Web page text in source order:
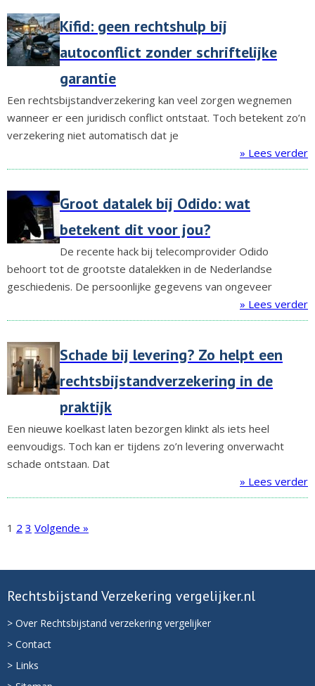
Kifid: geen rechtshulp bij
autoconflict zonder schriftelijke
garantie
Een rechtsbijstandverzekering kan veel zorgen wegnemen
wanneer er een juridisch conflict ontstaat. Toch betekent zo’n
verzekering niet automatisch dat je
» Lees verder
Groot datalek bij Odido: wat
betekent dit voor jou?
De recente hack bij telecomprovider Odido
behoort tot de grootste datalekken in de Nederlandse
geschiedenis. De persoonlijke gegevens van ongeveer
» Lees verder
Schade bij levering? Zo helpt een
rechtsbijstandverzekering in de
praktijk
Een nieuwe koelkast laten bezorgen klinkt als iets heel
eenvoudigs. Toch kan er tijdens zo’n levering onverwacht
schade ontstaan. Dat
» Lees verder
1 2 3 Volgende »
Rechtsbijstand Verzekering vergelijker.nl
> Over Rechtsbijstand verzekering vergelijker
> Contact
> Links